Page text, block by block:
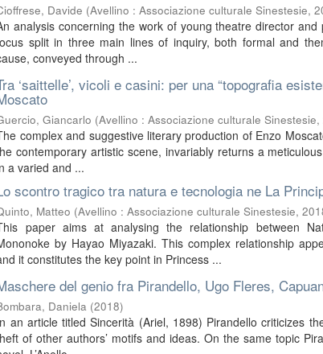
Davide (Avellino : Associazione culturale Sinestesie,
analysis concerning the work of young theatre director
split in three main lines of inquiry, both formal and
conveyed through ...
‘saittelle’, vicoli e casini: per una “topografia
Giancarlo (Avellino : Associazione culturale Sinestesie,
complex and suggestive literary production of Enzo
contemporary artistic scene, invariably returns a
a varied and ...
scontro tragico tra natura e tecnologia ne La
Matteo (Avellino : Associazione culturale Sinestesie,
paper aims at analysing the relationship between
by Hayao Miyazaki. This complex relationship
it constitutes the key point in Princess ...
del genio fra Pirandello, Ugo Fleres,
Daniela (2018)
an article titled Sincerità (Ariel, 1898) Pirandello criticizes
of other authors’ motifs and ideas. On the same topic